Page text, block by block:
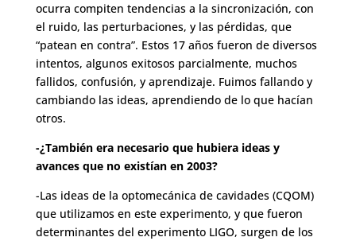
ocurra compiten tendencias a la sincronización, con
el ruido, las perturbaciones, y las pérdidas, que
“patean en contra”. Estos 17 años fueron de diversos
intentos, algunos exitosos parcialmente, muchos
fallidos, confusión, y aprendizaje. Fuimos fallando y
cambiando las ideas, aprendiendo de lo que hacían
otros.
-¿También era necesario que hubiera ideas y
avances que no existían en 2003?
-Las ideas de la optomecánica de cavidades (CQOM)
que utilizamos en este experimento, y que fueron
determinantes del experimento LIGO, surgen de los